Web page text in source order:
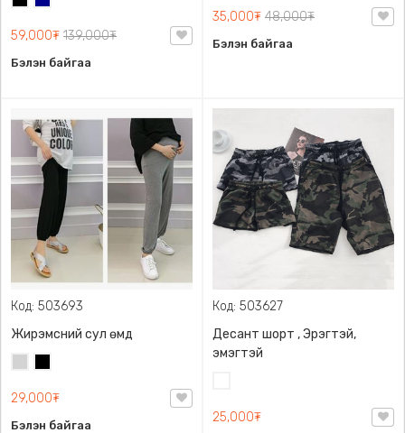
59,000₮ 139,000₮
Бэлэн байгаа
35,000₮ 48,000₮
Бэлэн байгаа
Код: 503693
Жирэмсний сул өмд
29,000₮
Бэлэн байгаа
Код: 503627
Десант шорт , Эрэгтэй,
эмэгтэй
25,000₮